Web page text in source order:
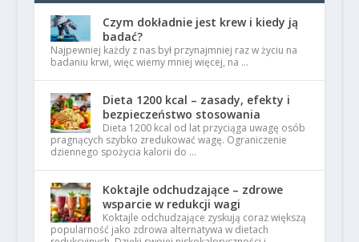
Czym dokładnie jest krew i kiedy ją
badać?
Najpewniej każdy z nas był przynajmniej raz w życiu na
badaniu krwi, więc wiemy mniej więcej, na …
Dieta 1200 kcal – zasady, efekty i
bezpieczeństwo stosowania
Dieta 1200 kcal od lat przyciąga uwagę osób
pragnących szybko zredukować wagę. Ograniczenie
dziennego spożycia kalorii do …
Koktajle odchudzające – zdrowe
wsparcie w redukcji wagi
Koktajle odchudzające zyskują coraz większą
popularność jako zdrowa alternatywa w dietach